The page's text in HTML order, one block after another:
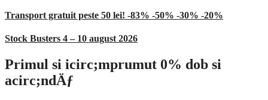
Transport gratuit peste 50 lei! -83% -50% -30% -20%
Stock Busters 4 – 10 august 2026
Primul si icirc;mprumut 0% dob si
acirc;ndÄƒ